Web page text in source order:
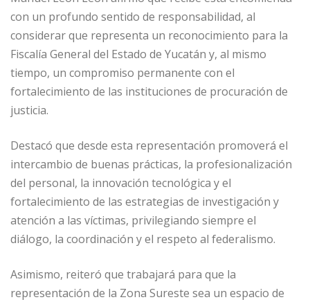
con un profundo sentido de responsabilidad, al
considerar que representa un reconocimiento para la
Fiscalía General del Estado de Yucatán y, al mismo
tiempo, un compromiso permanente con el
fortalecimiento de las instituciones de procuración de
justicia.
Destacó que desde esta representación promoverá el
intercambio de buenas prácticas, la profesionalización
del personal, la innovación tecnológica y el
fortalecimiento de las estrategias de investigación y
atención a las víctimas, privilegiando siempre el
diálogo, la coordinación y el respeto al federalismo.
Asimismo, reiteró que trabajará para que la
representación de la Zona Sureste sea un espacio de